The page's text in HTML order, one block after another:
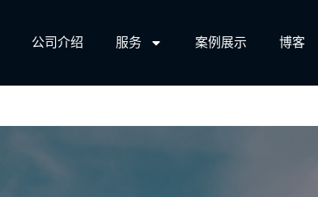
公司介绍 服务​ 案例展示 博客